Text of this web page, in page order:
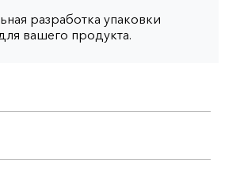
разработка упаковки
вашего продукта.